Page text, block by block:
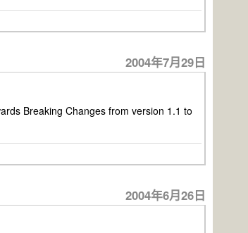
2004年7月29日
Breaking Changes from version 1.1 to
2004年6月26日